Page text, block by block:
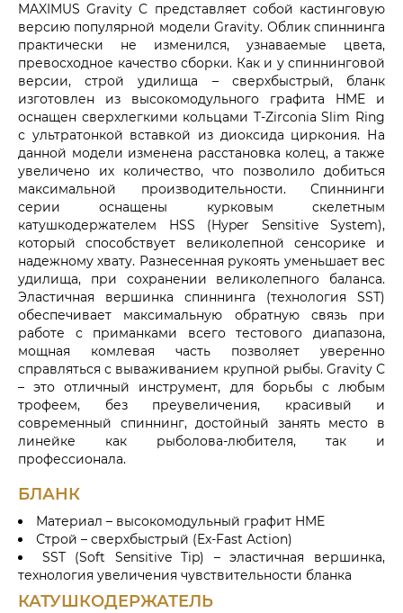
MAXIMUS Gravity C представляет собой кастинговую
версию популярной модели Gravity. Облик спиннинга
практически не изменился, узнаваемые цвета,
превосходное качество сборки. Как и у спиннинговой
версии, строй удилища – сверхбыстрый, бланк
изготовлен из высокомодульного графита HME и
оснащен сверхлегкими кольцами T-Zirconia Slim Ring
с ультратонкой вставкой из диоксида циркония. На
данной модели изменена расстановка колец, а также
увеличено их количество, что позволило добиться
максимальной производительности. Спиннинги
серии оснащены курковым скелетным
катушкодержателем HSS (Hyper Sensitive System),
который способствует великолепной сенсорике и
надежному хвату. Разнесенная рукоять уменьшает вес
удилища, при сохранении великолепного баланса.
Эластичная вершинка спиннинга (технология SST)
обеспечивает максимальную обратную связь при
работе с приманками всего тестового диапазона,
мощная комлевая часть позволяет уверенно
справляться с вываживанием крупной рыбы. Gravity С
– это отличный инструмент, для борьбы с любым
трофеем, без преувеличения, красивый и
современный спиннинг, достойный занять место в
линейке как рыболова-любителя, так и
профессионала.
БЛАНК
Материал – высокомодульный графит HME
Строй – сверхбыстрый (Ex-Fast Action)
SST (Soft Sensitive Tip) – эластичная вершинка,
технология увеличения чувствительности бланка
КАТУШКОДЕРЖАТЕЛЬ